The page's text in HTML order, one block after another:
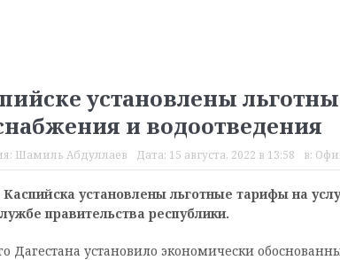
установлены
и водоотведения
Шамиль Абдуллаев Дата: 15 августа, 2022 в 13:58 в:
установлены льготные тарифы на
правительства республики.
Дагестана установило экономически